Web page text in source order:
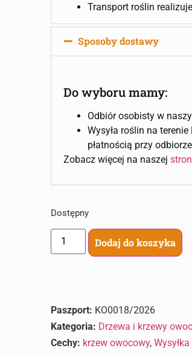
Transport roślin
Sposoby dostawy
Do wyboru mamy:
Odbiór osobisty w
Wysyła roślin na
płatnością przy
Zobacz więcej na naszej
Dostępny
Dodaj do koszyka
Paszport: KO0018/2026
Kategoria: Drzewa i krzewy
Cechy: krzew owocowy,